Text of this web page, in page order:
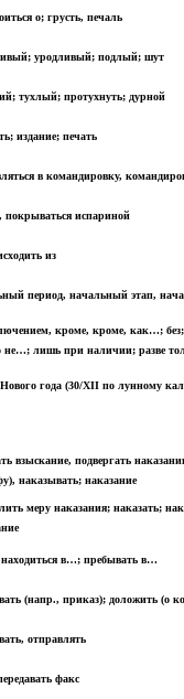
о; грусть, печаль
уродливый; подлый; шут
тухлый; протухнуть; дурной
издание; печать
в командировку,
покрываться испариной
из
период, начальный этап,
кроме, кроме, как…; без;
не…; лишь при наличии; разве
года (30/XII по лунному
взыскание, подвергать
наказывать; наказание
меру наказания; наказать;
в…; пребывать в…
(напр., приказ); доложить (о
отправлять
факс